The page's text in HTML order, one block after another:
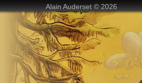
Alain Auderset © 2026